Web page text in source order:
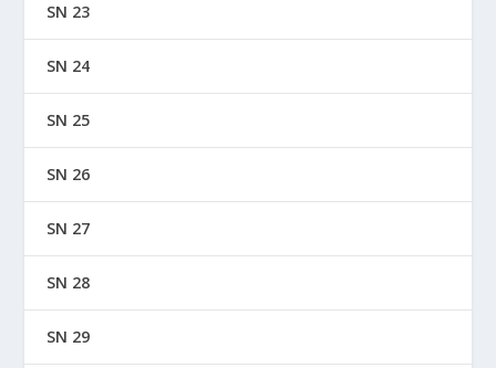
SN 23
SN 24
SN 25
SN 26
SN 27
SN 28
SN 29